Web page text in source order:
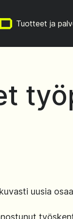
Tuotteet ja
uusia